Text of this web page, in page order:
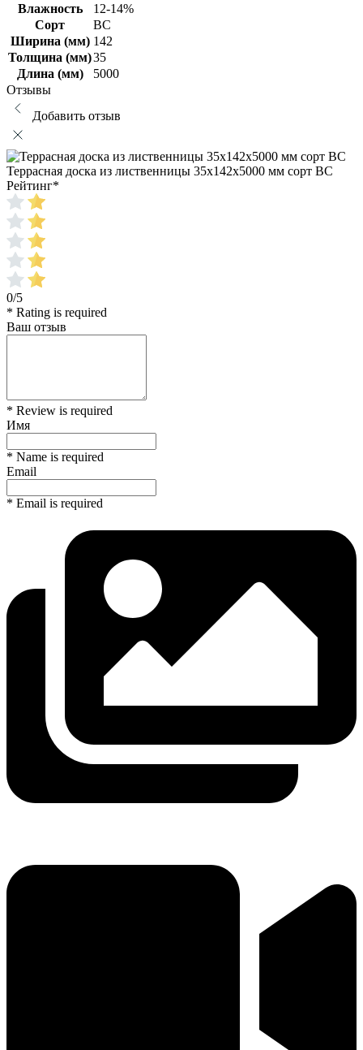
Влажность
12-14%
Сорт
ВС
Ширина (мм) 142
Толщина (мм)35
Длина (мм)
5000
Отзывы
Добавить отзыв
Террасная доска из лиственницы 35х142х5000 мм сорт ВС
Рейтинг*
0/5
* Rating is required
Ваш отзыв
* Review is required
Имя
* Name is required
Email
* Email is required